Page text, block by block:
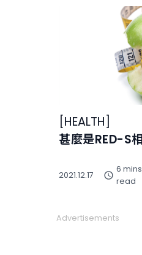
HEALTH
甚麼是RED-S
2021.12.17
6 mins
read
Advertisements